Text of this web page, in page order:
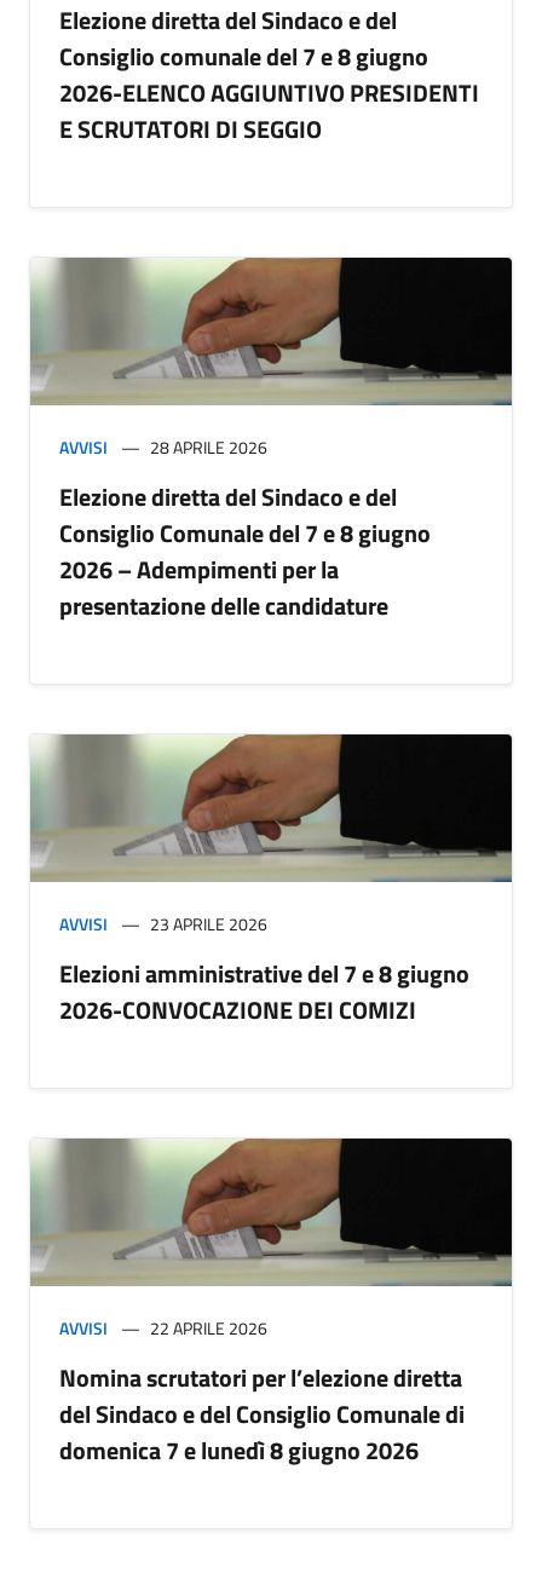
Elezione diretta del Sindaco e del
Consiglio comunale del 7 e 8 giugno
2026-ELENCO AGGIUNTIVO PRESIDENTI
E SCRUTATORI DI SEGGIO
AVVISI 28 APRILE 2026
Elezione diretta del Sindaco e del
Consiglio Comunale del 7 e 8 giugno
2026 – Adempimenti per la
presentazione delle candidature
AVVISI 23 APRILE 2026
Elezioni amministrative del 7 e 8 giugno
2026-CONVOCAZIONE DEI COMIZI
AVVISI 22 APRILE 2026
Nomina scrutatori per l’elezione diretta
del Sindaco e del Consiglio Comunale di
domenica 7 e lunedì 8 giugno 2026